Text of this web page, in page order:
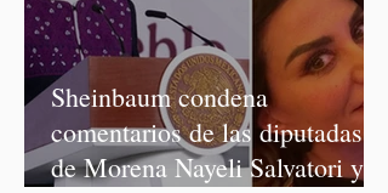
Sheinbaum condena
comentarios de las diputadas
de Morena Nayeli Salvatori y